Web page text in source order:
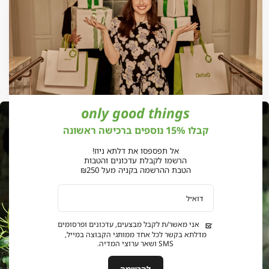
|
באנר
הבית
כפול
2
|
באנר
הבית
כפול
2
only good things
קבלו 15% נוספים ברכישה ראשונה
אל תפספסו את דלתא ניוז!
הרשמו לקבלת עדכונים והטבות
הטבת ההרשמה בקניה מעל ₪250
דוא״ל
אני מאשר/ת לקבל מבצעים, עדכונים ופרסומים
מדלתא בקשר לכל אחד ממותגי הקבוצה במייל,
SMS ושאר ערוצי המדיה.